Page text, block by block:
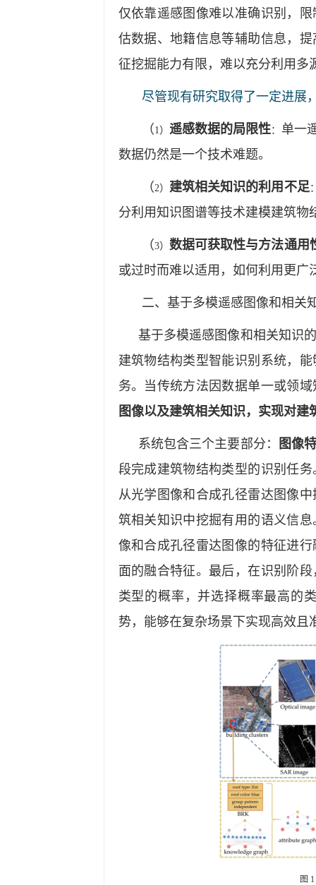
仅依靠遥感图像难以准确识别，
估数据、地籍信息等辅助信息，
征挖掘能力有限，难以充分利用多
尽管现有研究取得了一定进展
（ 1）遥感数据的局限性： 单一
数据仍然是一个技术难题。
（2） 建筑相关知识的利用不足
分利用知识图谱等技术建模建筑物
（3）数据可获取性与方法通用
或过时而难以适用，如何利用更
二、基于多模遥感图像和相关
基于多模遥感图像和相关知识
建筑物结构类型智能识别系统，
务。当传统方法因数据单一或领
图像以及建筑相关知识，实现对
系统包含三个主要部分：
图像
段完成建筑物结构类型的识别任
从光学图像和合成孔径雷达图像
筑相关知识中挖掘有用的语义信
像和合成孔径雷达图像的特征进
面的融合特征。最后，在识别阶
类型的概率，并选择概率最高的
势，能够在复杂场景下实现高效且
图 1